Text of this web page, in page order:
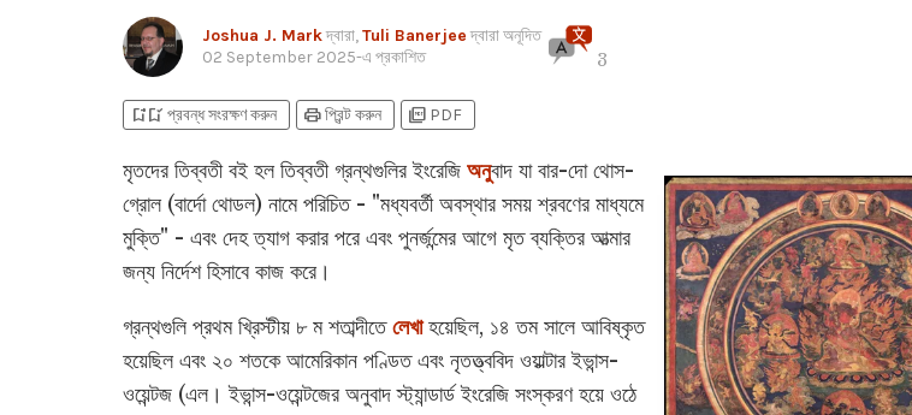
Joshua J. Markদ্বারা,Tuli Banerjeeদ্বারা অনূদিত
02 September 2025-এ প্রকাশিত 3
bookmark_addbookmark_added প্রবন্ধ সংরক্ষণ করুন printপ্রিন্ট করুন picture_as_pdf PDF
মৃতদের তিব্বতী বই হল তিব্বতী গ্রন্থগুলির ইংরেজি অনুবাদ যা বার-দো থোস-
গ্রোল (বার্দো থোডল) নামে পরিচিত - "মধ্যবর্তী অবস্থার সময় শ্রবণের মাধ্যমে
মুক্তি" - এবং দেহ ত্যাগ করার পরে এবং পুনর্জন্মের আগে মৃত ব্যক্তির আত্মার
জন্য নির্দেশ হিসাবে কাজ করে।
গ্রন্থগুলি প্রথম খ্রিস্টীয় ৮ ম শতাব্দীতেলেখাহয়েছিল, ১৪ তম সালে আবিষ্কৃত
হয়েছিল এবং ২০ শতকে আমেরিকান পণ্ডিত এবং নৃতত্ত্ববিদ ওয়াল্টার ইভান্স-
ওয়েন্টজ (এল। ইভান্স-ওয়েন্টজের অনুবাদ স্ট্যান্ডার্ড ইংরেজি সংস্করণ হয়ে ওঠে